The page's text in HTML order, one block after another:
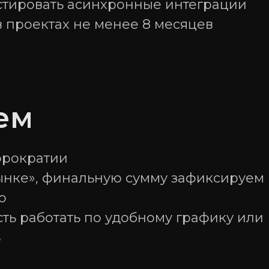
асинхронные интеграции
проектах не менее 8 месяцев
финальную сумму зафиксируем
работать по удобному графику или